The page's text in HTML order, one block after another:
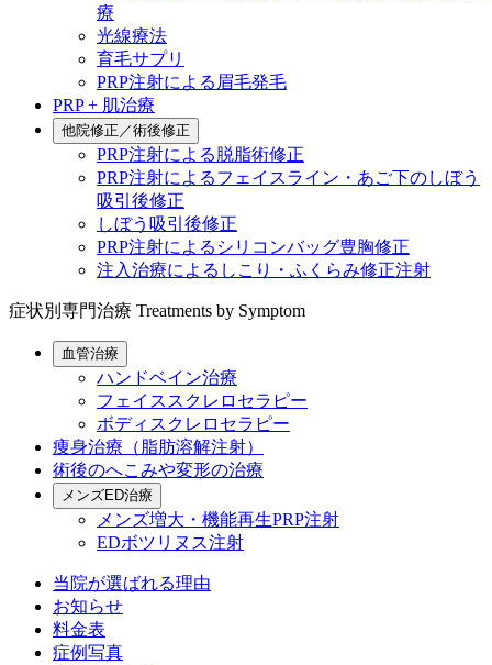
療
光線療法
育毛サプリ
PRP注射による眉毛発毛
PRP + 肌治療
他院修正／術後修正
PRP注射による脱脂術修正
PRP注射によるフェイスライン・あご下のしぼう
吸引後修正
しぼう吸引後修正
PRP注射によるシリコンバッグ豊胸修正
注入治療によるしこり・ふくらみ修正注射
症状別専門治療 Treatments by Symptom
血管治療
ハンドベイン治療
フェイススクレロセラピー
ボディスクレロセラピー
痩身治療（脂肪溶解注射）
術後のへこみや変形の治療
メンズED治療
メンズ増大・機能再生PRP注射
EDボツリヌス注射
当院が選ばれる理由
お知らせ
料金表
症例写真